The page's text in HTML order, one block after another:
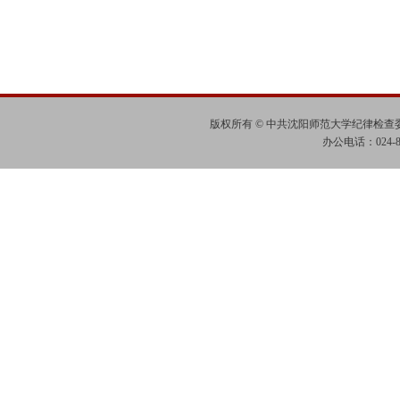
版权所有 © 中共沈阳师范大学纪律检
办公电话：024-